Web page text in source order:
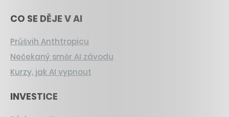
CO SE DĚJE V AI
Průšvih Anthtropicu
Nečekaný směr AI závodu
Kurzy, jak AI vypnout
INVESTICE